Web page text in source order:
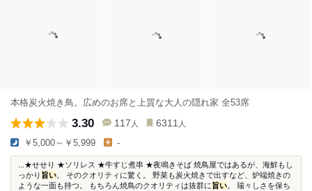
本格炭火焼き鳥。広めのお席と上質な大人の隠れ家 全53席
3.30 117 人 6311 人
￥5,000～￥5,999 -
...★せせり ★ソリレス ★牛すじ煮串 ★夜鳴きそば 焼鳥屋ではあるが、海鮮もし
っかり 旨い 。 そのクオリティに驚く。 野菜も炭火焼きで出すなど、炉端焼きの
ような一面も持つ。 もちろん焼鳥のクオリティは抜群に旨い 。 瑞々しさを保ち